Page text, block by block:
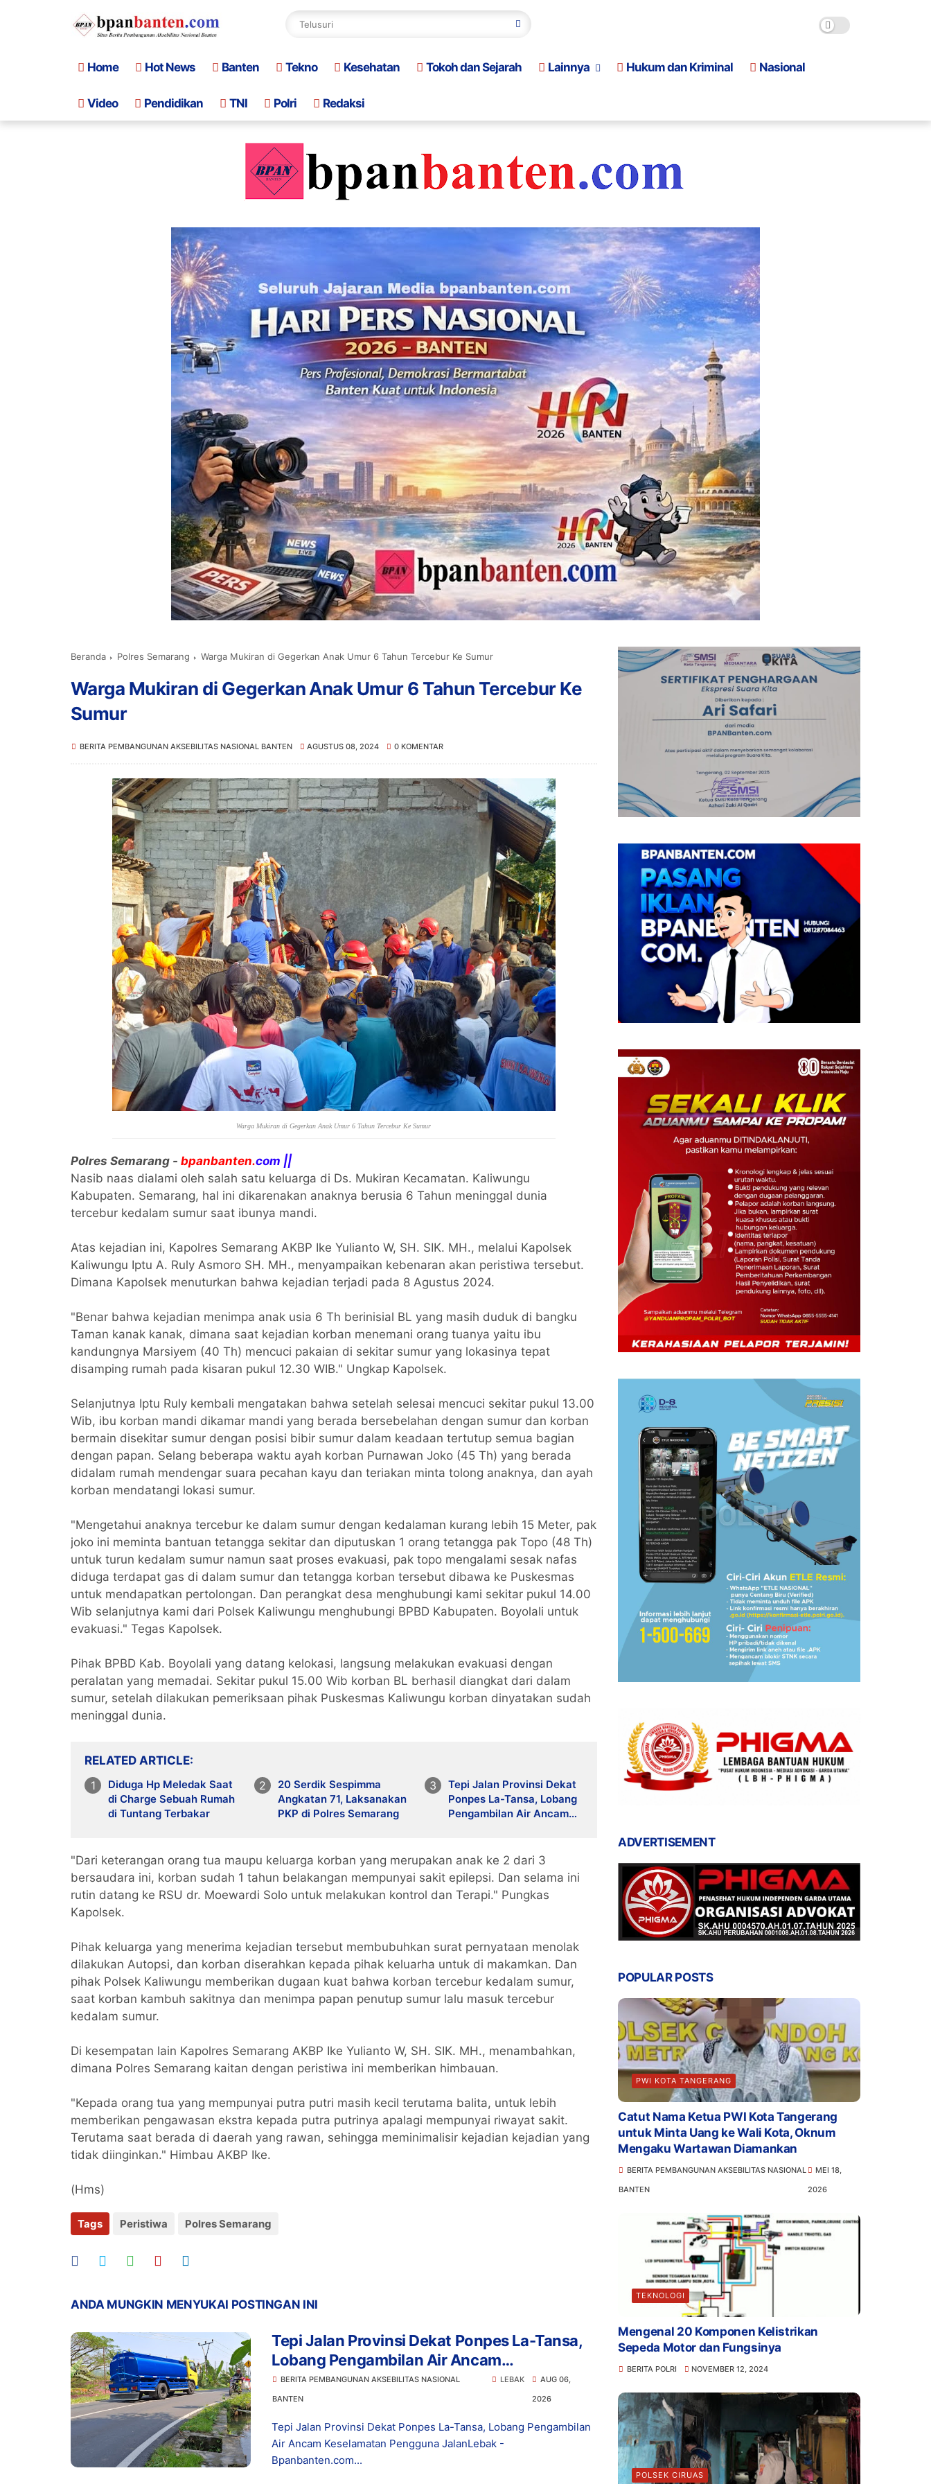
Home Hot News Banten Tekno Kesehatan Tokoh dan Sejarah Lainnya Hukum dan Kriminal Nasional
Video Pendidikan TNI Polri Redaksi
Beranda Polres Semarang Warga Mukiran di Gegerkan Anak Umur 6 Tahun Tercebur Ke Sumur
Warga Mukiran di Gegerkan Anak Umur 6 Tahun Tercebur Ke
Sumur
BERITA PEMBANGUNAN AKSEBILITAS NASIONAL BANTEN AGUSTUS 08, 2024 0 KOMENTAR
Warga Mukiran di Gegerkan Anak Umur 6 Tahun Tercebur Ke Sumur
Polres Semarang - bpanbanten.com ||
Nasib naas dialami oleh salah satu keluarga di Ds. Mukiran Kecamatan. Kaliwungu
Kabupaten. Semarang, hal ini dikarenakan anaknya berusia 6 Tahun meninggal dunia
tercebur kedalam sumur saat ibunya mandi.
Atas kejadian ini, Kapolres Semarang AKBP Ike Yulianto W, SH. SIK. MH., melalui Kapolsek
Kaliwungu Iptu A. Ruly Asmoro SH. MH., menyampaikan kebenaran akan peristiwa tersebut.
Dimana Kapolsek menuturkan bahwa kejadian terjadi pada 8 Agustus 2024.
"Benar bahwa kejadian menimpa anak usia 6 Th berinisial BL yang masih duduk di bangku
Taman kanak kanak, dimana saat kejadian korban menemani orang tuanya yaitu ibu
kandungnya Marsiyem (40 Th) mencuci pakaian di sekitar sumur yang lokasinya tepat
disamping rumah pada kisaran pukul 12.30 WIB." Ungkap Kapolsek.
Selanjutnya Iptu Ruly kembali mengatakan bahwa setelah selesai mencuci sekitar pukul 13.00
Wib, ibu korban mandi dikamar mandi yang berada bersebelahan dengan sumur dan korban
bermain disekitar sumur dengan posisi bibir sumur dalam keadaan tertutup semua bagian
dengan papan. Selang beberapa waktu ayah korban Purnawan Joko (45 Th) yang berada
didalam rumah mendengar suara pecahan kayu dan teriakan minta tolong anaknya, dan ayah
korban mendatangi lokasi sumur.
"Mengetahui anaknya tercebur ke dalam sumur dengan kedalaman kurang lebih 15 Meter, pak
joko ini meminta bantuan tetangga sekitar dan diputuskan 1 orang tetangga pak Topo (48 Th)
untuk turun kedalam sumur namun saat proses evakuasi, pak topo mengalami sesak nafas
diduga terdapat gas di dalam sumur dan tetangga korban tersebut dibawa ke Puskesmas
untuk mendapatkan pertolongan. Dan perangkat desa menghubungi kami sekitar pukul 14.00
Wib selanjutnya kami dari Polsek Kaliwungu menghubungi BPBD Kabupaten. Boyolali untuk
evakuasi." Tegas Kapolsek.
Pihak BPBD Kab. Boyolali yang datang kelokasi, langsung melakukan evakuasi dengan
peralatan yang memadai. Sekitar pukul 15.00 Wib korban BL berhasil diangkat dari dalam
sumur, setelah dilakukan pemeriksaan pihak Puskesmas Kaliwungu korban dinyatakan sudah
meninggal dunia.
RELATED ARTICLE
Diduga Hp Meledak Saat
di Charge Sebuah Rumah
di Tuntang Terbakar
20 Serdik Sespimma
Angkatan 71, Laksanakan
PKP di Polres Semarang
Tepi Jalan Provinsi Dekat
Ponpes La-Tansa, Lobang
Pengambilan Air Ancam
"Dari keterangan orang tua maupu keluarga korban yang merupakan anak ke 2 dari 3
bersaudara ini, korban sudah 1 tahun belakangan mempunyai sakit epilepsi. Dan selama ini
rutin datang ke RSU dr. Moewardi Solo untuk melakukan kontrol dan Terapi." Pungkas
Kapolsek.
Pihak keluarga yang menerima kejadian tersebut membubuhkan surat pernyataan menolak
dilakukan Autopsi, dan korban diserahkan kepada pihak keluarha untuk di makamkan. Dan
pihak Polsek Kaliwungu memberikan dugaan kuat bahwa korban tercebur kedalam sumur,
saat korban kambuh sakitnya dan menimpa papan penutup sumur lalu masuk tercebur
kedalam sumur.
Di kesempatan lain Kapolres Semarang AKBP Ike Yulianto W, SH. SIK. MH., menambahkan,
dimana Polres Semarang kaitan dengan peristiwa ini memberikan himbauan.
"Kepada orang tua yang mempunyai putra putri masih kecil terutama balita, untuk lebih
memberikan pengawasan ekstra kepada putra putrinya apalagi mempunyai riwayat sakit.
Terutama saat berada di daerah yang rawan, sehingga meminimalisir kejadian kejadian yang
tidak diinginkan." Himbau AKBP Ike.
(Hms)
Tags Peristiwa Polres Semarang
ANDA MUNGKIN MENYUKAI POSTINGAN INI
Tepi Jalan Provinsi Dekat Ponpes La-Tansa,
Lobang Pengambilan Air Ancam
Keselamatan Pengguna Jalan
BERITA PEMBANGUNAN AKSEBILITAS NASIONAL
BANTEN
LEBAK
AUG 06,
2026
Tepi Jalan Provinsi Dekat Ponpes La-Tansa, Lobang Pengambilan
Air Ancam Keselamatan Pengguna JalanLebak -
Bpanbanten.com...
ADVERTISEMENT
POPULAR POSTS
PWI KOTA TANGERANG
Catut Nama Ketua PWI Kota Tangerang
untuk Minta Uang ke Wali Kota, Oknum
Mengaku Wartawan Diamankan
BERITA PEMBANGUNAN AKSEBILITAS NASIONAL
BANTEN
MEI 18,
2026
TEKNOLOGI
Mengenal 20 Komponen Kelistrikan
Sepeda Motor dan Fungsinya
BERITA POLRI NOVEMBER 12, 2024
POLSEK CIRUAS